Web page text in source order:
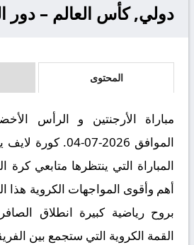
دولي, كأس العالم – دور الـ
المحتوى
مباراة الأرجنتين و الرأس
الموافق 2026-07-
المباراة التي ينتظرها متابعي
أهم وأقوى المواجهات الكروية هذا
بروح رياضية كبيرة انطلاق
القمة الكروية التي ستجمع بين